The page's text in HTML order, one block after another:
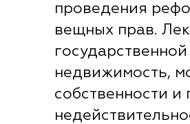
проведения
вещных прав.
недвижимость,
собственности и